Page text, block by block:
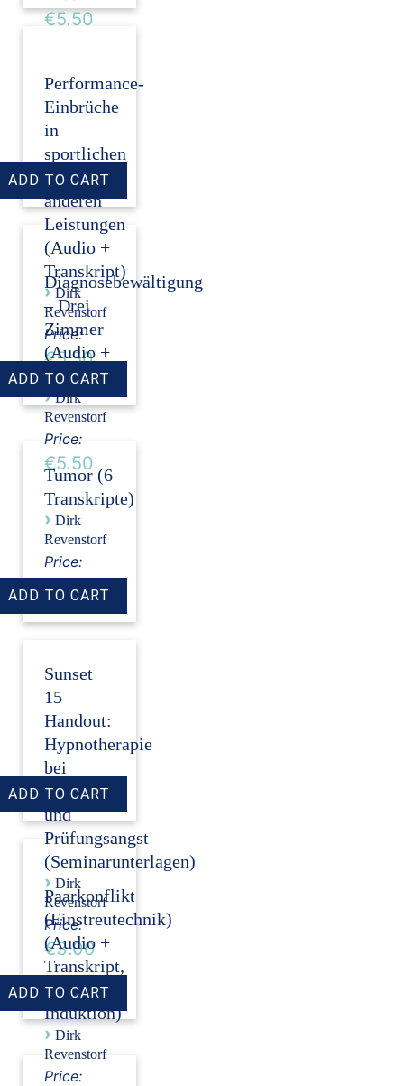
€5.50
Performance-
Einbrüche
in
sportlichen
und
anderen
Leistungen
(Audio +
Transkript)
› Dirk
Revenstorf
Price:
€5.50
Diagnosebewältigung
– Drei
Zimmer
(Audio +
Transkript)
› Dirk
Revenstorf
Price:
€5.50
Tumor (6
Transkripte)
› Dirk
Revenstorf
Price:
€18.00
Sunset
15
Handout:
Hypnotherapie
bei
Auftritts-
und
Prüfungsangst
(Seminarunterlagen)
› Dirk
Revenstorf
Price:
€3.00
Paarkonflikt
(Einstreutechnik)
(Audio +
Transkript,
ohne
Induktion)
› Dirk
Revenstorf
Price: